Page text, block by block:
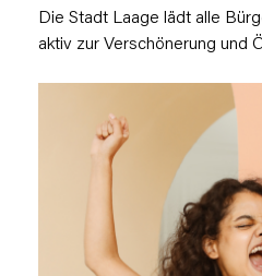
Die Stadt Laage lädt alle
aktiv zur Verschönerung und